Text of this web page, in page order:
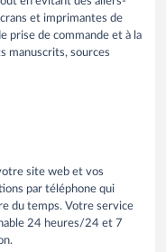
et imprimantes de
prise de commande et à la
manuscrits, sources
site web et vos
par téléphone qui
du temps. Votre service
24 heures/24 et 7